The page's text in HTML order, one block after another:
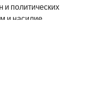
политических
и насилие.